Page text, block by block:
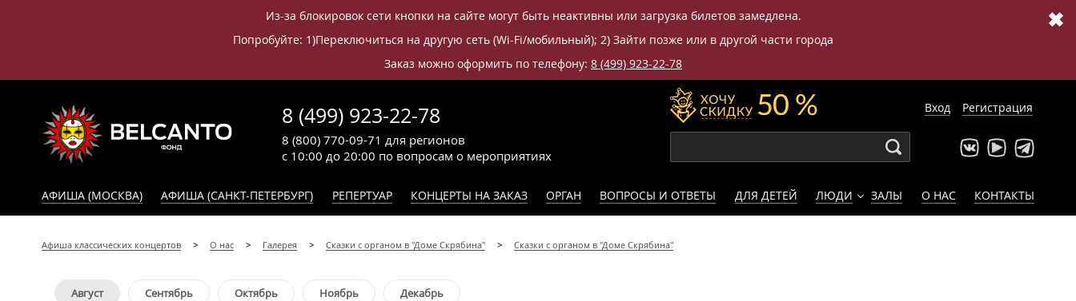
Из-за блокировок сети кнопки на сайте могут быть неактивны или загрузка билетов замедлена.
Попробуйте: 1)Переключиться на другую сеть (Wi-Fi/мобильный); 2) Зайти позже или в другой части города
Заказ можно оформить по телефону: 8 (499) 923-22-78
✖
8 (499) 923-22-78
с 10:00 до 20:00 по вопросам о мероприятиях
8 (800) 770-09-71 для регионов
Вход Регистрация
АФИША (МОСКВА) АФИША (САНКТ-ПЕТЕРБУРГ) РЕПЕРТУАР КОНЦЕРТЫ НА ЗАКАЗ ОРГАН ВОПРОСЫ И ОТВЕТЫ ДЛЯ ДЕТЕЙ ЛЮДИ ЗАЛЫ О НАС КОНТАКТЫ
Афиша классических концертов О нас Галерея Сказки с органом в "Доме Скрябина" Сказки с органом в "Доме Скрябина"
Август Сентябрь Октябрь Ноябрь Декабрь